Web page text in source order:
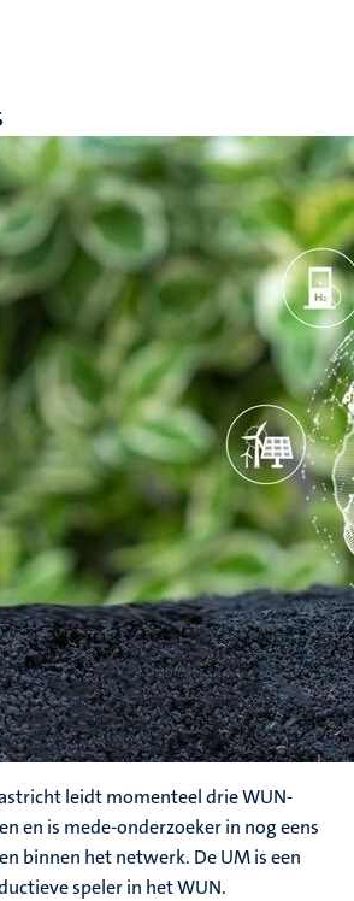
leidt momenteel drie WUN-
en is mede-onderzoeker in nog eens
binnen het netwerk. De UM is een
speler in het WUN.